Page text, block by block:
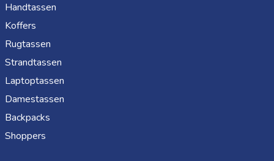
Handtassen
Koffers
Rugtassen
Strandtassen
Laptoptassen
Damestassen
Backpacks
Shoppers